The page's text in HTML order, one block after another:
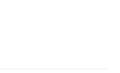
ロジェクト